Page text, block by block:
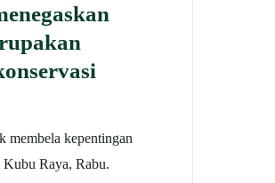
membela kepentingan
Raya, Rabu.